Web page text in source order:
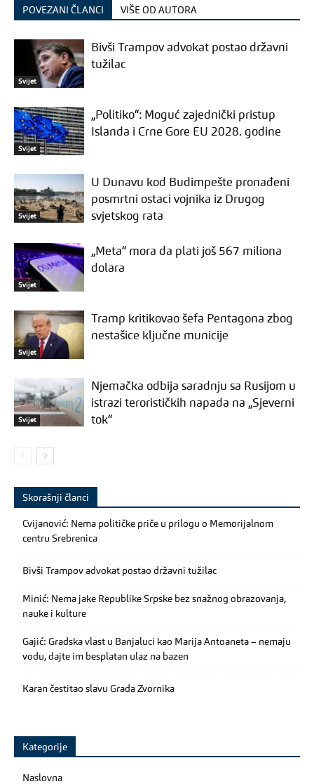
POVEZANI ČLANCI VIŠE OD AUTORA
Svijet
Bivši Trampov advokat postao državni
tužilac
Svijet
„Politiko“: Moguć zajednički pristup
Islanda i Crne Gore EU 2028. godine
Svijet
U Dunavu kod Budimpešte pronađeni
posmrtni ostaci vojnika iz Drugog
svjetskog rata
Svijet
„Meta“ mora da plati još 567 miliona
dolara
Svijet
Tramp kritikovao šefa Pentagona zbog
nestašice ključne municije
Svijet
Njemačka odbija saradnju sa Rusijom u
istrazi terorističkih napada na „Sjeverni
tok“
Skorašnji članci
Cvijanović: Nema političke priče u prilogu o Memorijalnom
centru Srebrenica
Bivši Trampov advokat postao državni tužilac
Minić: Nema jake Republike Srpske bez snažnog obrazovanja,
nauke i kulture
Gajić: Gradska vlast u Banjaluci kao Marija Antoaneta – nemaju
vodu, dajte im besplatan ulaz na bazen
Karan čestitao slavu Grada Zvornika
Kategorije
Naslovna